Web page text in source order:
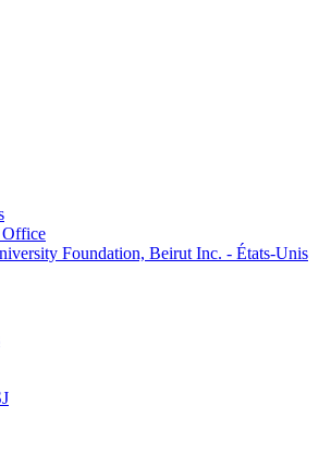
Foundation, Beirut Inc. - États-Unis